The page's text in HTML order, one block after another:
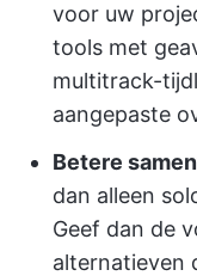
voor uw
tools met
multitrack-
aangepaste
Betere
dan alleen
Geef dan de
alternatieven